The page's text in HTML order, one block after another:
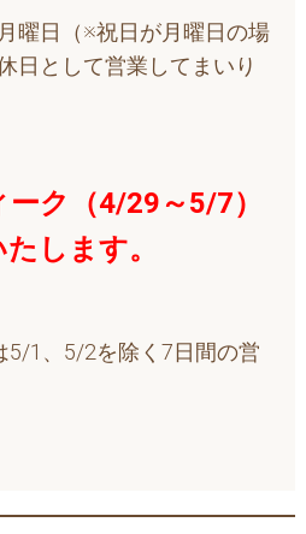
曜日（※祝日が月曜日の場
日として営業してまいり
ク（4/29～5/7）
します。
5/1、5/2を除く7日間の営